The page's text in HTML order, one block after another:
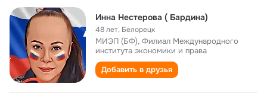
Инна Нестерова ( Бардина)
48 лет, Белорецк
МИЭП (БФ), Филиал Международного
института экономики и права
Добавить в друзья